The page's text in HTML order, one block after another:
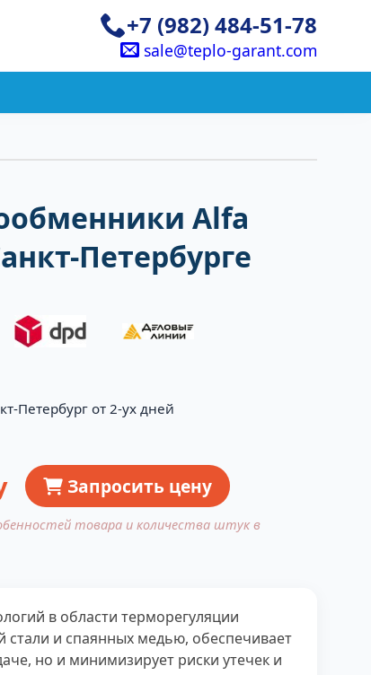
+7 (982) 484-51-78
sale@teplo-garant.com
Alfa
Петербурге
Петербург от 2-ух дней
Запросить цену
товара и количества штук в
в области терморегуляции
стали и спаянных медью, обеспечивает
но и минимизирует риски утечек и